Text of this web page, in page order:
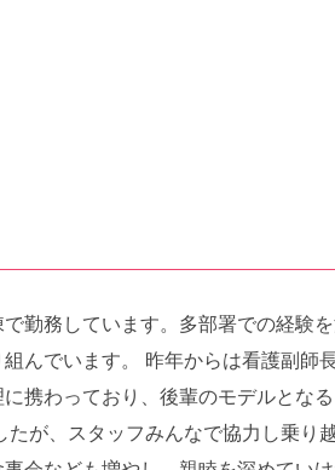
勤務しています。多部署での経験
んでいます。 昨年からは看護副師
携わっており、後輩のモデルとなる
が、スタッフみんなで協力し乗り